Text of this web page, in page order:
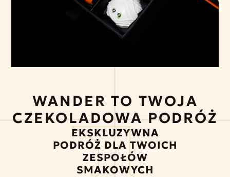
WANDER TO TWOJA
CZEKOLADOWA PODRÓŻ
EKSKLUZYWNA
PODRÓŻ DLA TWOICH
ZESPOŁÓW
SMAKOWYCH